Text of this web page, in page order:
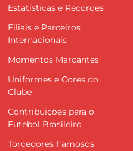
Estatísticas e Recordes
Filiais e Parceiros
Internacionais
Momentos Marcantes
Uniformes e Cores do
Clube
Contribuições para o
Futebol Brasileiro
Torcedores Famosos